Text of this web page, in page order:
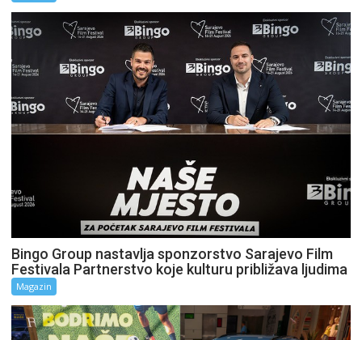
Bingo Group nastavlja sponzorstvo Sarajevo Film
Festivala Partnerstvo koje kulturu približava ljudima
Magazin